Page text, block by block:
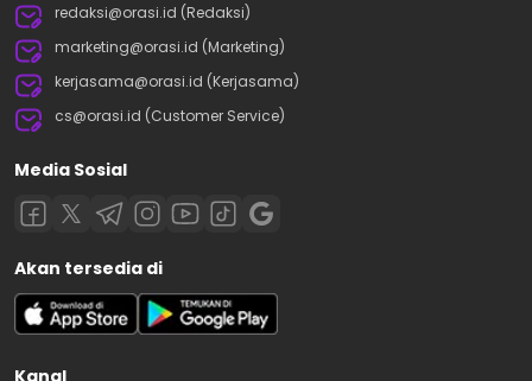
redaksi@orasi.id (Redaksi)
marketing@orasi.id (Marketing)
kerjasama@orasi.id (Kerjasama)
cs@orasi.id (Customer Service)
Media Sosial
Akan tersedia di
Kanal